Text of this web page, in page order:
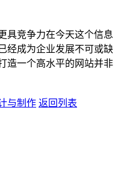
具竞争力在今天这个信息
经成为企业发展不可或缺
造一个高水平的网站并非
与制作 返回列表